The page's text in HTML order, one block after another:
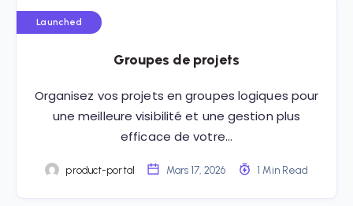
Launched
Groupes de projets
Organisez vos projets en groupes logiques pour
une meilleure visibilité et une gestion plus
efficace de votre…
product-portal Mars 17, 2026 1 Min Read